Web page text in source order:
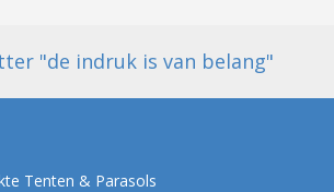
"de indruk is van belang"
Tenten & Parasols